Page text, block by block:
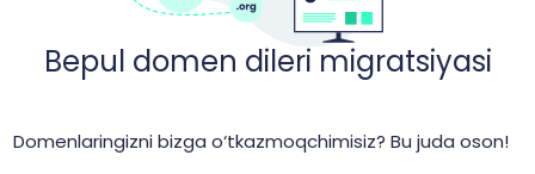
Bepul domen dileri migratsiyasi
Domenlaringizni bizga o‘tkazmoqchimisiz? Bu juda oson!